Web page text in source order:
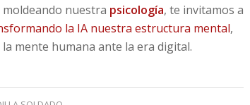
nuestra psicología, te invitamos a
la IA nuestra estructura mental,
mente humana ante la era digital.